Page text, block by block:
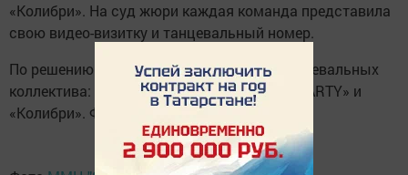
«Колибри». На суд жюри каждая команда представила
свою видео-визитку и танцевальный номер.
По решению жюри в финал вышли три танцевальных
коллектива: «LADY MARMELADE», «DANCEPARTY» и
«Колибри». Финал ожидается 1 марта.